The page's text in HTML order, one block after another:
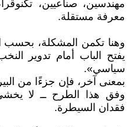
مهندسين، صناعيين،
معرفة مستقلة.
وهنا تكمن المشكلة،
يفتح الباب أمام تدوير
سياسي».
بمعنى آخر، فإن جزءًا من
وفق هذا الطرح ــ لا
فقدان السيطرة.